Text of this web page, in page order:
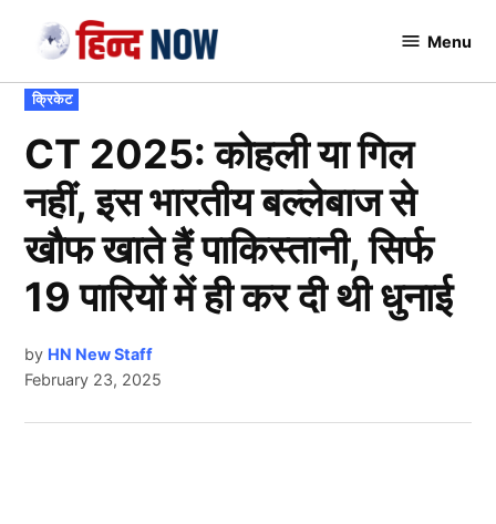
content
Menu
POSTED
IN
क्रिकेट
CT 2025: कोहली या गिल
नहीं, इस भारतीय बल्लेबाज से
खौफ खाते हैं पाकिस्तानी, सिर्फ
19 पारियों में ही कर दी थी धुनाई
by HN New Staff
February 23, 2025